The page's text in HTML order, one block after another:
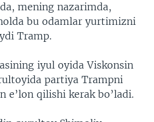
mening nazarimda,
bu odamlar yurtimizni
Tramp.
iyul oyida Viskonsin
partiya Trampni
e’lon qilishi kerak bo’ladi.